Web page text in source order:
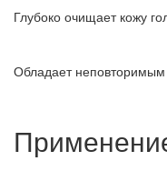
Глубоко очищает кожу
Обладает